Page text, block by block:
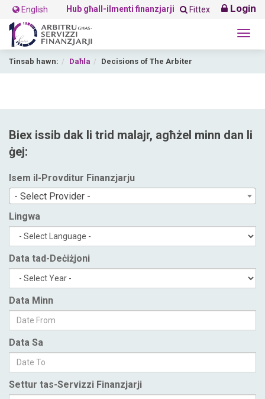
English Hub għall-ilmenti finanzjarji Fittex Login
Tinsab hawn: Daħla Decisions of The Arbiter
Biex issib dak li trid malajr, agħżel minn dan li
ġej:
Isem il-Provditur Finanzjarju
- Select Provider -
Lingwa
Data tad-Deċiżjoni
Data Minn
Data Sa
Settur tas-Servizzi Finanzjarji